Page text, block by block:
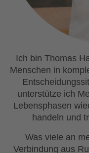
Ich bin Thomas
Menschen in
unterstütze ich
Lebensphasen
handeln und
Was viele an
Verbindung aus